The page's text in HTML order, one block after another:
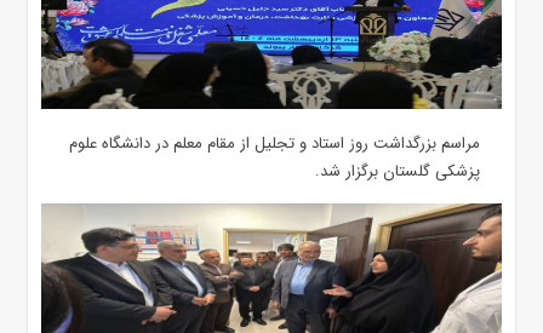
مراسم بزرگداشت روز استاد و تجلیل از مقام معلم در دانشگاه علوم
پزشکی گلستان برگزار شد.‌